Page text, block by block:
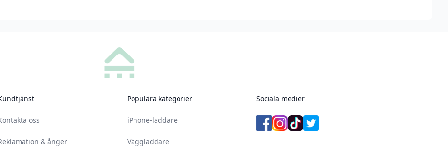
oss
& ånger
Populära kategorier
iPhone-laddare
Väggladdare
Sociala medier